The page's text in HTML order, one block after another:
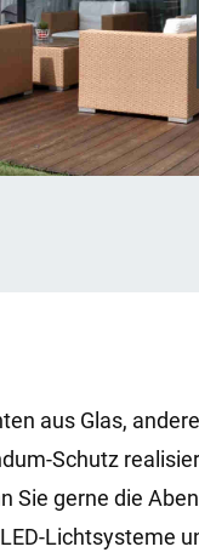
aus Glas,
Schutz
Sie gerne die
Lichtsysteme